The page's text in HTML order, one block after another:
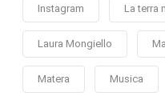
Instagram La terra
Laura Mongiello
Matera Musica